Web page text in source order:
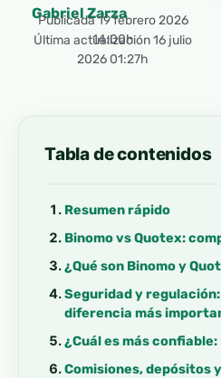
Gabriel Zarza
Publicada19 febrero 2026
14:00h
Última actualización 16 julio
2026 01:27h
Tabla de contenidos
Resumen rápido
Binomo vs Quotex:
¿Qué son Binomo y
Seguridad y
diferencia más
¿Cuál es más
Comisiones, depósitos